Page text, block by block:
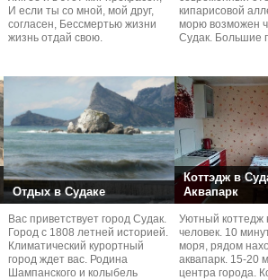
И если ты со мной, мой друг,
согласен, Бессмертью жизни
жизнь отдай свою.
кипарисовой
морю возможен
Судaк. Большие
Отдых в Судаке
Вас приветствует город Судак.
Город с 1808 летней историей.
Климатический курортный
город ждет вас. Родина
Шампанского и колыбель
Коттэдж в
Аквапарк
Уютный коттедж
человек. 10
моря, рядом
аквапарк. 15-20
центра города.